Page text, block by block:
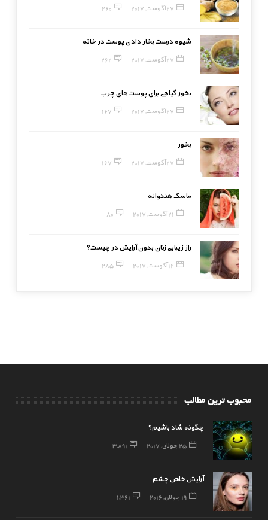
27 آگوست, 2017 260
شیوه درست بخار دادن پوست در خانه
27 آگوست, 2017 262
بخور گیاهی برای پوست‌های چرب
27 آگوست, 2017 167
بخور
27 آگوست, 2017 167
ماسک هندوانه
21 آگوست, 2017 80
راز زیبایی زنان بدون آرایش در چیست؟
12 آگوست, 2017 285
محبوب ترین مطالب
چگونه شاد باشیم؟
25 جولای, 2017 3,891
آرایش خاص چشم
19 جولای, 2016 1,361